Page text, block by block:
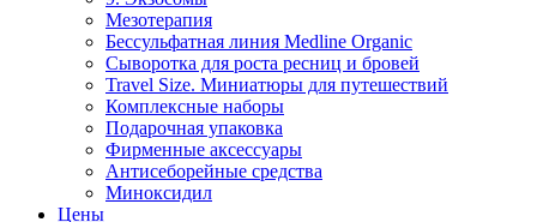
Мезотерапия
Бессульфатная линия Medline Organic
Сыворотка для роста ресниц и бровей
Travel Size. Миниатюры для путешествий
Комплексные наборы
Подарочная упаковка
Фирменные аксессуары
Антисеборейные средства
Миноксидил
Цены